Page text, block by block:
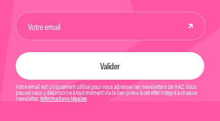
Votre email est uniquement utilisé pour vous adresser les newsletters de mk2. Vous
pouvez vous y désinscrire à tout moment via le lien prévu à cet effet intégré à chaque
newsletter. Informations légales